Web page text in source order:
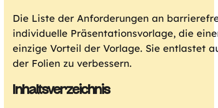
Die Liste der Anforderungen an
individuelle Präsentationsvorlage, die
einzige Vorteil der Vorlage. Sie entlastet
der Folien zu verbessern.
Inhaltsverzeichnis